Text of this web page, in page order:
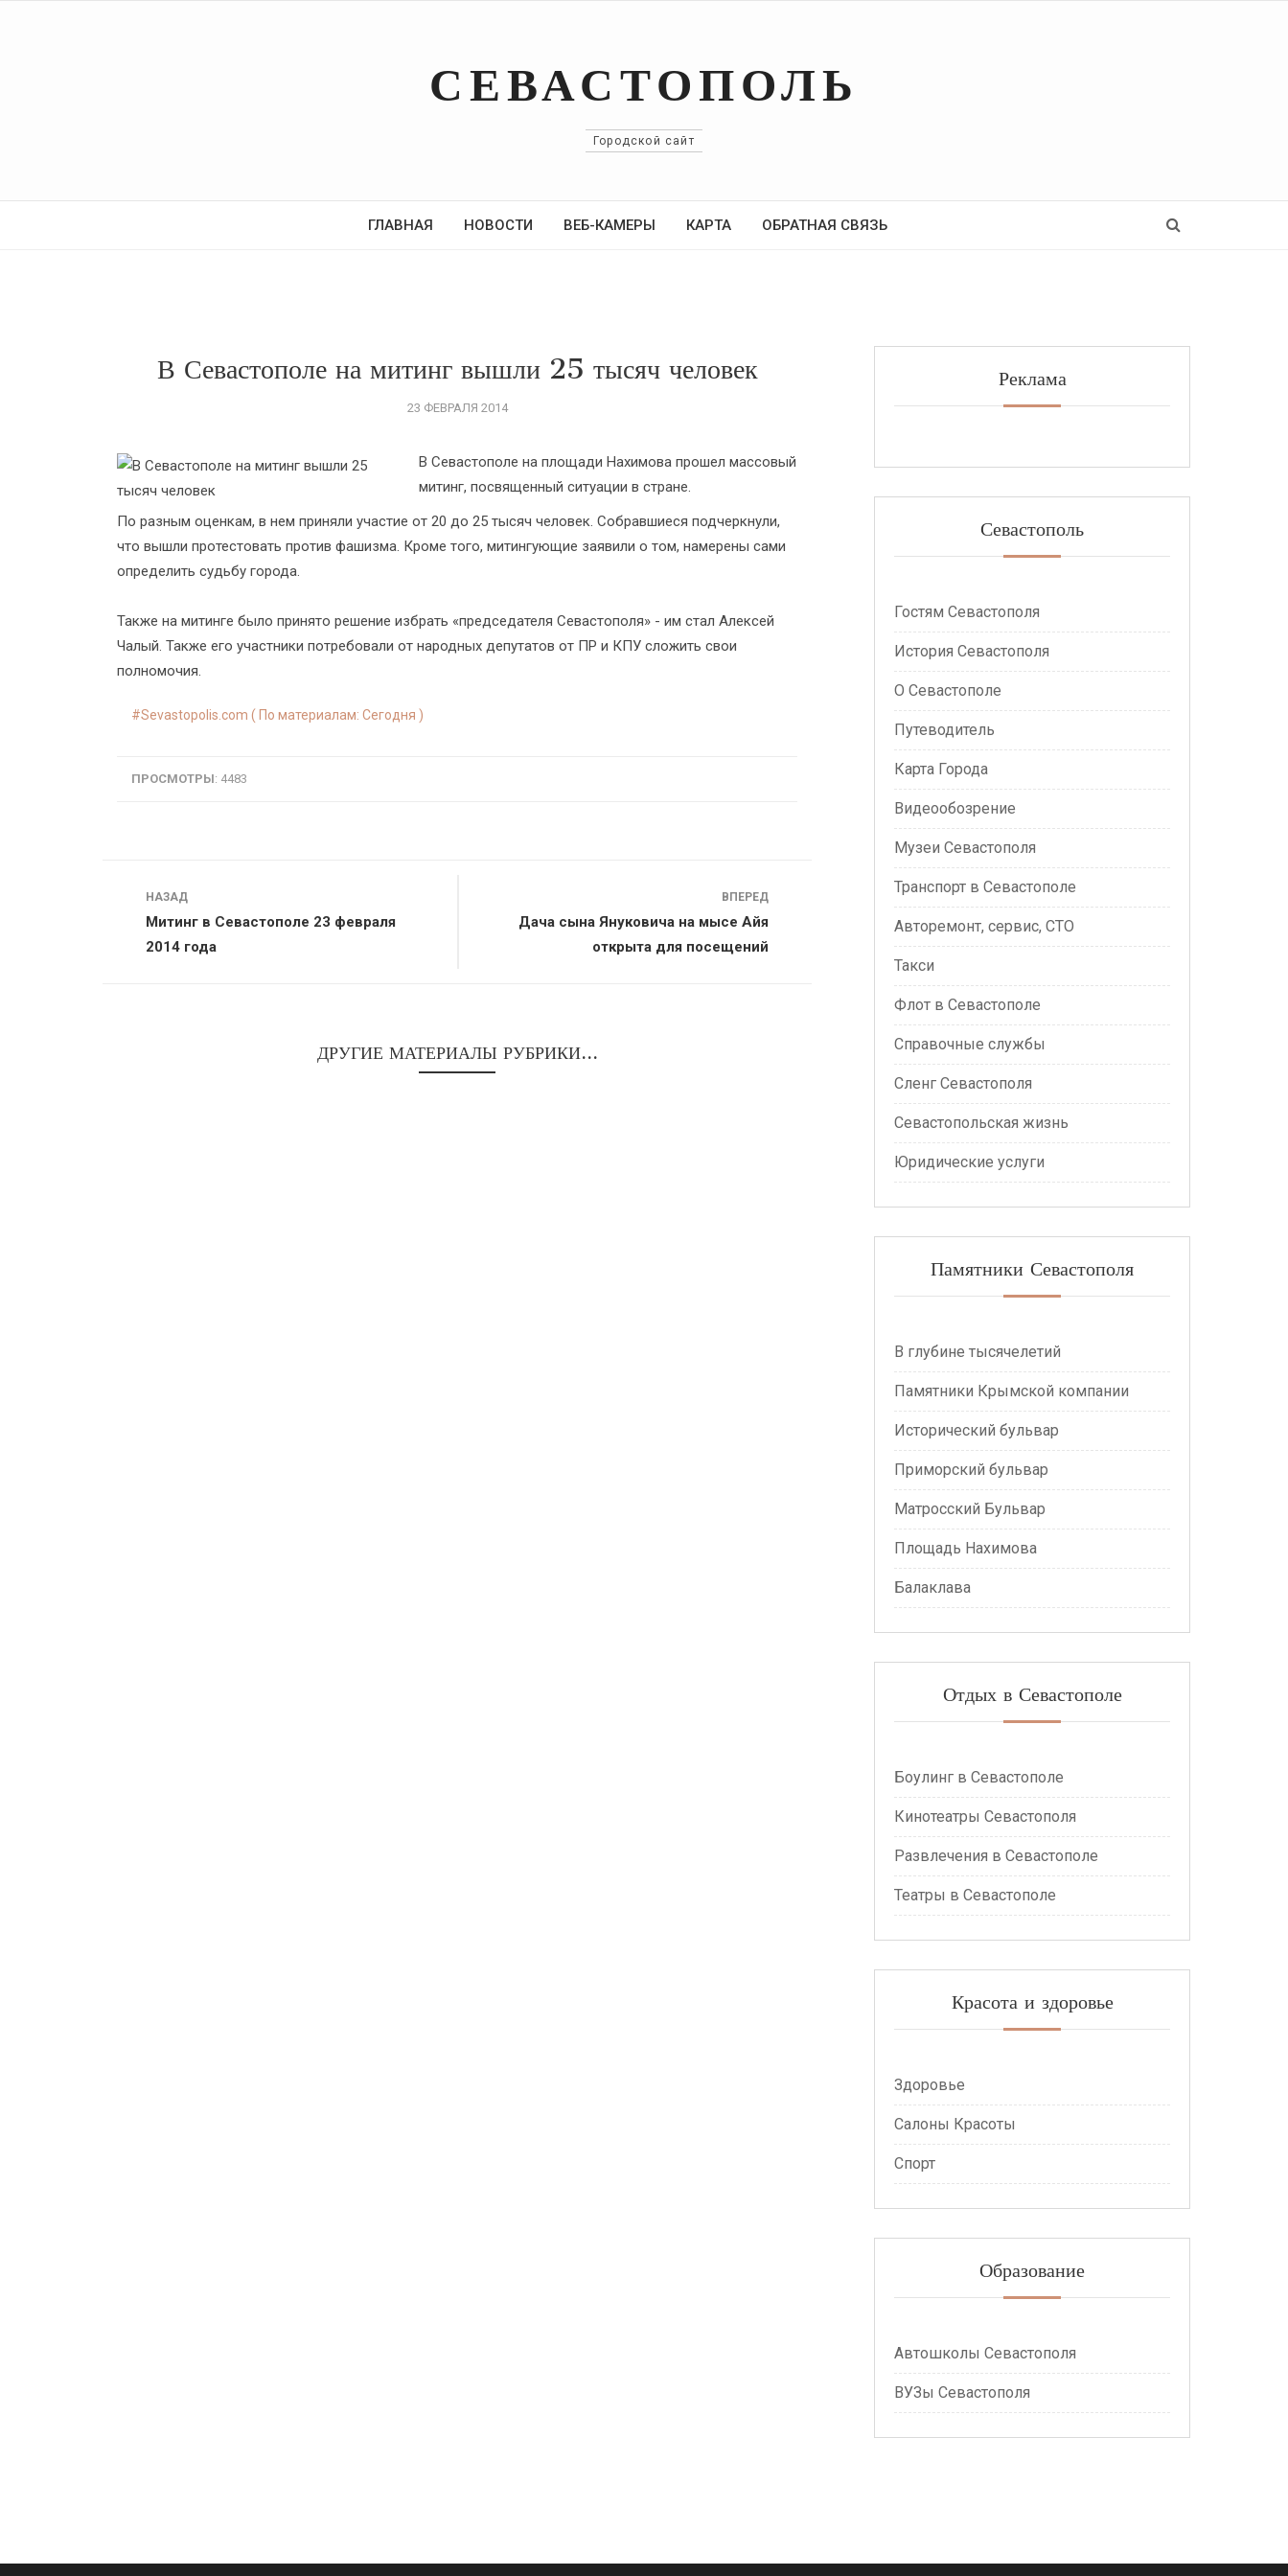
СЕВАСТОПОЛЬ
Городской сайт
ГЛАВНАЯ НОВОСТИ ВЕБ-КАМЕРЫ КАРТА ОБРАТНАЯ СВЯЗЬ
В Севастополе на митинг вышли 25 тысяч человек
23 ФЕВРАЛЯ 2014
В Севастополе на площади Нахимова прошел массовый
митинг, посвященный ситуации в стране.
По разным оценкам, в нем приняли участие от 20 до 25 тысяч человек. Собравшиеся подчеркнули,
что вышли протестовать против фашизма. Кроме того, митингующие заявили о том, намерены сами
определить судьбу города.
Также на митинге было принято решение избрать «председателя Севастополя» - им стал Алексей
Чалый. Также его участники потребовали от народных депутатов от ПР и КПУ сложить свои
полномочия.
Sevastopolis.com ( По материалам: Сегодня )
ПРОСМОТРЫ: 4483
Навигация
НАЗАД
Митинг в Севастополе 23 февраля
2014 года
ВПЕРЕД
Дача сына Януковича на мысе Айя
открыта для посещений
ДРУГИЕ МАТЕРИАЛЫ РУБРИКИ...
Реклама
Севастополь
Гостям Севастополя
История Севастополя
О Севастополе
Путеводитель
Карта Города
Видеообозрение
Музеи Севастополя
Транспорт в Севастополе
Авторемонт, сервис, СТО
Такси
Флот в Севастополе
Справочные службы
Сленг Севастополя
Севастопольская жизнь
Юридические услуги
Памятники Севастополя
В глубине тысячелетий
Памятники Крымской компании
Исторический бульвар
Приморский бульвар
Матросский Бульвар
Площадь Нахимова
Балаклава
Отдых в Севастополе
Боулинг в Севастополе
Кинотеатры Севастополя
Развлечения в Севастополе
Театры в Севастополе
Красота и здоровье
Здоровье
Салоны Красоты
Спорт
Образование
Автошколы Севастополя
ВУЗы Севастополя